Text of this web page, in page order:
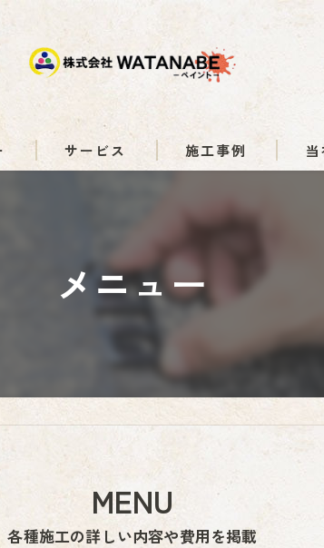
サービス 施工事例
ひ
メニュー
各種施工の詳しい内容や費用を掲載
MENU